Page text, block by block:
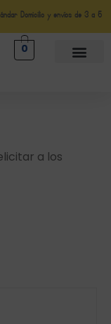
Domicilio y envíos de 3 a 5
0
a los